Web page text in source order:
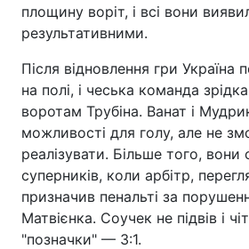
площину воріт, і всі вони
результативними.
Після відновлення гри Україна
на полі, і чеська команда
воротам Трубіна. Ванат і
можливості для голу, але не
реалізувати. Більше того, вони
суперників, коли арбітр,
призначив пенальті за
Матвієнка. Соучек не підвів і
"позначки" — 3:1.